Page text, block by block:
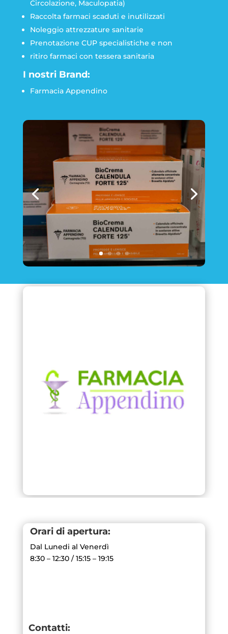
Circolazione, Maculopatia)
Raccolta farmaci scaduti e inutilizzati
Noleggio attrezzature sanitarie
Prenotazione CUP specialistiche e non
ritiro farmaci con tessera sanitaria
I nostri Brand:
Farmacia Appendino
Orari di apertura:
Dal Lunedi al Venerdì
8:30 – 12:30 / 15:15 – 19:15
Contatti: